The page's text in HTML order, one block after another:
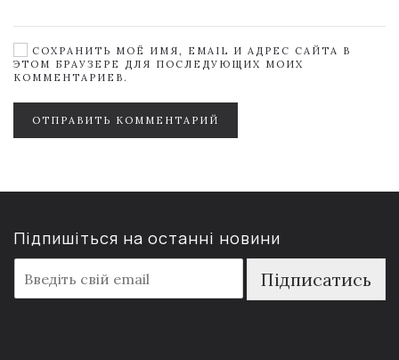
СОХРАНИТЬ МОЁ ИМЯ, EMAIL И АДРЕС САЙТА В
ЭТОМ БРАУЗЕРЕ ДЛЯ ПОСЛЕДУЮЩИХ МОИХ
КОММЕНТАРИЕВ.
ОТПРАВИТЬ КОММЕНТАРИЙ
Підпишіться на останні новини
m
a
Підписатись